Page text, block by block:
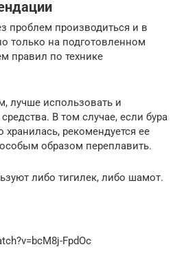
проблем производиться и в
только на подготовленном
правил по технике
лучше использовать и
В том случае, если бура
хранилась, рекомендуется ее
образом переплавить.
либо тигилек, либо шамот.
FpdOc